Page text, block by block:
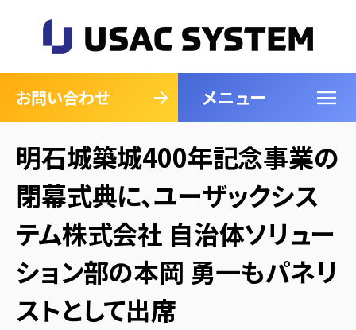
お問い合わせ メニュー
閉じる
明石城築城400年記念事業の
閉幕式典に、ユーザックシス
テム株式会社 自治体ソリュー
ション部の本岡 勇一もパネリ
ストとして出席